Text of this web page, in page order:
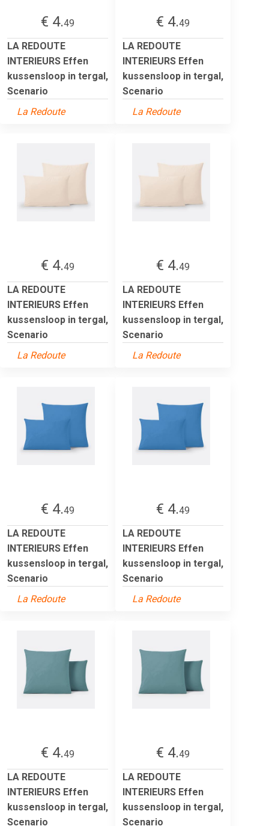
€ 4.49
LA REDOUTE
INTERIEURS Effen
kussensloop in tergal,
Scenario
La Redoute
€ 4.49
LA REDOUTE
INTERIEURS Effen
kussensloop in tergal,
Scenario
La Redoute
€ 4.49
LA REDOUTE
INTERIEURS Effen
kussensloop in tergal,
Scenario
La Redoute
€ 4.49
LA REDOUTE
INTERIEURS Effen
kussensloop in tergal,
Scenario
La Redoute
€ 4.49
LA REDOUTE
INTERIEURS Effen
kussensloop in tergal,
Scenario
La Redoute
€ 4.49
LA REDOUTE
INTERIEURS Effen
kussensloop in tergal,
Scenario
La Redoute
€ 4.49
LA REDOUTE
INTERIEURS Effen
kussensloop in tergal,
Scenario
€ 4.49
LA REDOUTE
INTERIEURS Effen
kussensloop in tergal,
Scenario